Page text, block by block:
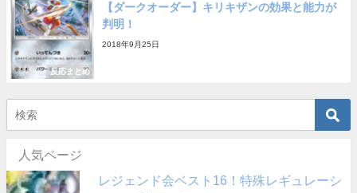
反応まとめ
【ダークオーダー】キリキザンの効果と能力が
判明！
2018年9月25日
人気ページ
レジェンド会ベスト16！特殊レギュレーシ